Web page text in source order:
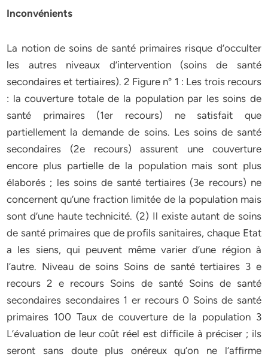
Inconvénients
La notion de soins de santé primaires risque d’occulter
les autres niveaux d’intervention (soins de santé
secondaires et tertiaires). 2 Figure n° 1 : Les trois recours
: la couverture totale de la population par les soins de
santé primaires (1er recours) ne satisfait que
partiellement la demande de soins. Les soins de santé
secondaires (2e recours) assurent une couverture
encore plus partielle de la population mais sont plus
élaborés ; les soins de santé tertiaires (3e recours) ne
concernent qu’une fraction limitée de la population mais
sont d’une haute technicité. (2) Il existe autant de soins
de santé primaires que de profils sanitaires, chaque Etat
a les siens, qui peuvent même varier d’une région à
l’autre. Niveau de soins Soins de santé tertiaires 3 e
recours 2 e recours Soins de santé Soins de santé
secondaires secondaires 1 er recours 0 Soins de santé
primaires 100 Taux de couverture de la population 3
L’évaluation de leur coût réel est difficile à préciser ; ils
seront sans doute plus onéreux qu’on ne l’affirme